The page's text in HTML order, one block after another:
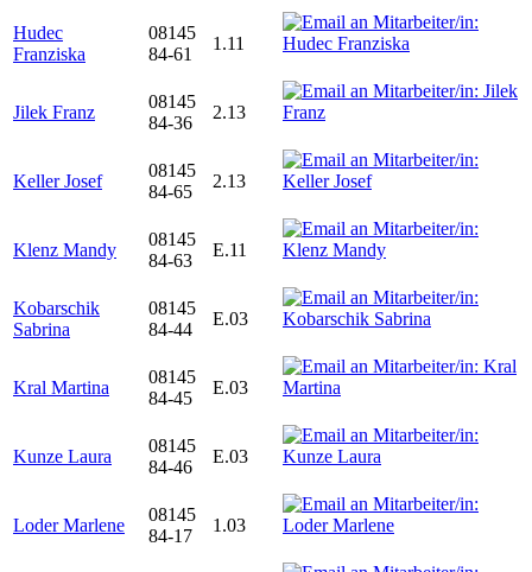
Hudec
Franziska
08145
84-61
1.11
Jilek Franz
08145
84-36
2.13
Keller Josef
08145
84-65
2.13
Klenz Mandy
08145
84-63
E.11
Kobarschik
Sabrina
08145
84-44
E.03
Kral Martina
08145
84-45
E.03
Kunze Laura
08145
84-46
E.03
Loder Marlene
08145
84-17
1.03